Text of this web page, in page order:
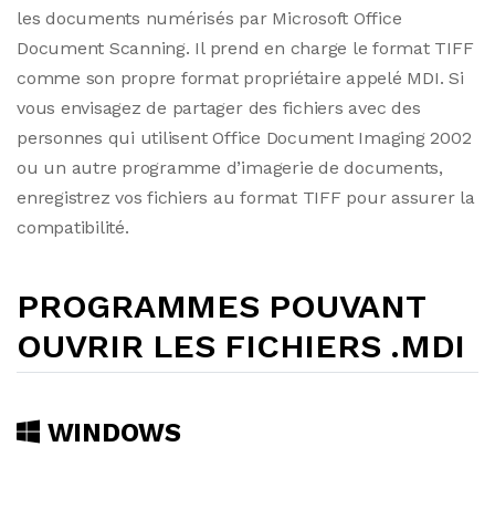
les documents numérisés par Microsoft Office
Document Scanning. Il prend en charge le format TIFF
comme son propre format propriétaire appelé MDI. Si
vous envisagez de partager des fichiers avec des
personnes qui utilisent Office Document Imaging 2002
ou un autre programme d’imagerie de documents,
enregistrez vos fichiers au format TIFF pour assurer la
compatibilité.
PROGRAMMES POUVANT
OUVRIR LES FICHIERS .MDI
WINDOWS